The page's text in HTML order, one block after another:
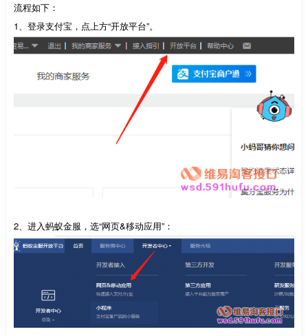
流程如下：
1、登录支付宝，点上方“开放平台”。
2、进入蚂蚁金服，选“网页&移动应用”：